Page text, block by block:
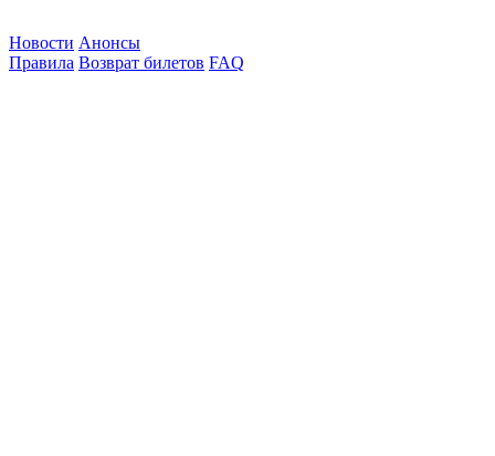
Новости Анонсы
Правила Возврат билетов FAQ